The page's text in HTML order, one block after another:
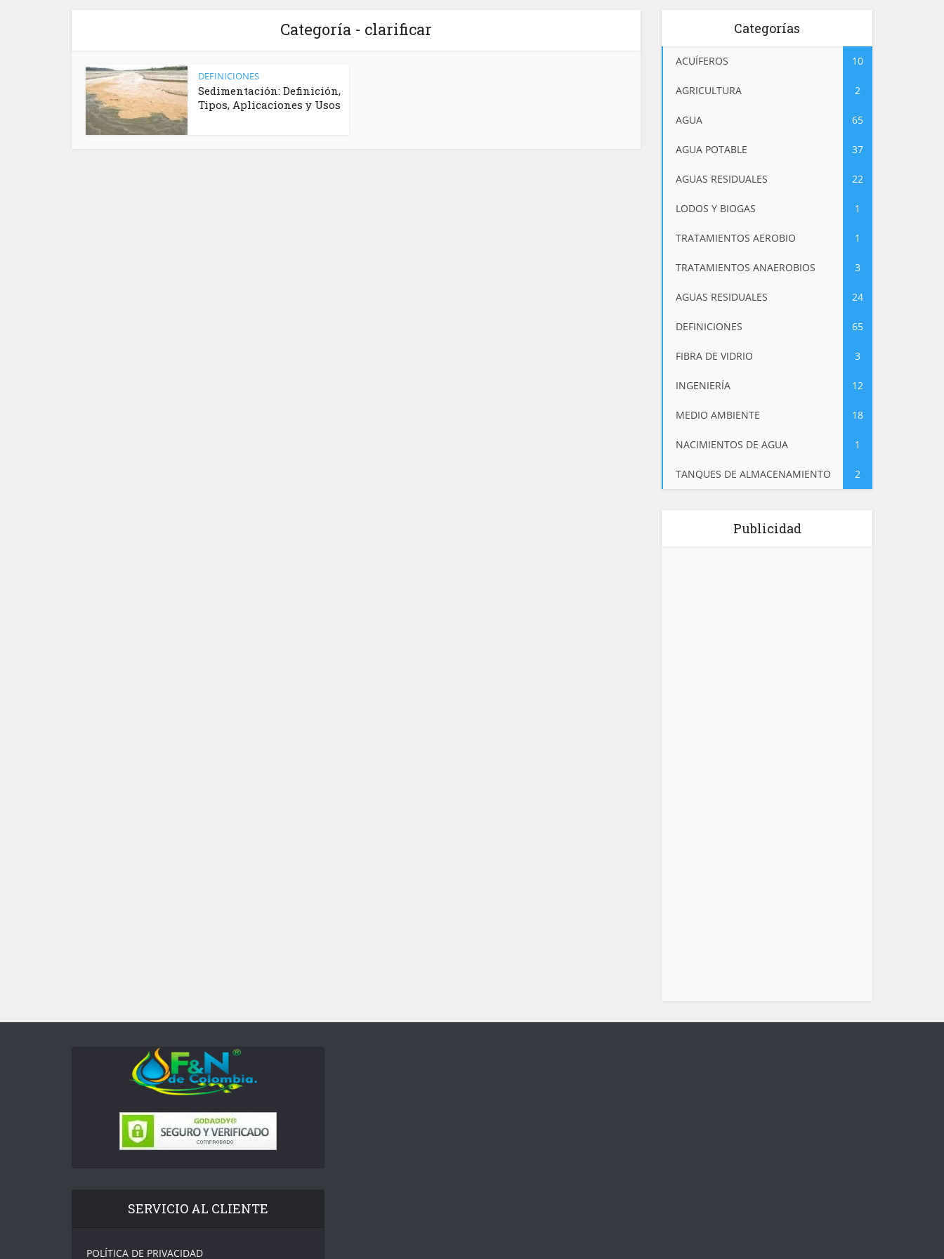
Categoría - clarificar
DEFINICIONES
Sedimentación: Definición,
Tipos, Aplicaciones y Usos
Categorías
ACUÍFEROS 10
AGRICULTURA 2
AGUA 65
AGUA POTABLE 37
AGUAS RESIDUALES 22
LODOS Y BIOGAS 1
TRATAMIENTOS AEROBIO 1
TRATAMIENTOS ANAEROBIOS 3
AGUAS RESIDUALES 24
DEFINICIONES 65
FIBRA DE VIDRIO 3
INGENIERÍA 12
MEDIO AMBIENTE 18
NACIMIENTOS DE AGUA 1
TANQUES DE ALMACENAMIENTO 2
Publicidad
SERVICIO AL CLIENTE
POLÍTICA DE PRIVACIDAD